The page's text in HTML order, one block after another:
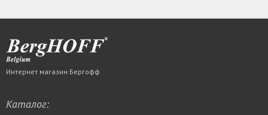
Интернет магазин Бергофф
Каталог: